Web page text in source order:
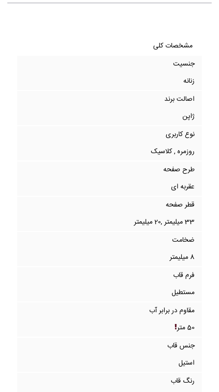
مشخصات کلی
جنسیت
زنانه
اصالت برند
ژاپن
نوع کاربری
روزمره , کلاسیک
طرح صفحه
عقربه ای
قطر صفحه
33 میلیمتر ,20 میلیمتر
ضخامت
8 میلیمتر
فرم قاب
مستطیل
مقاوم در برابر آب
50 متر
جنس قاب
استیل
رنگ قاب